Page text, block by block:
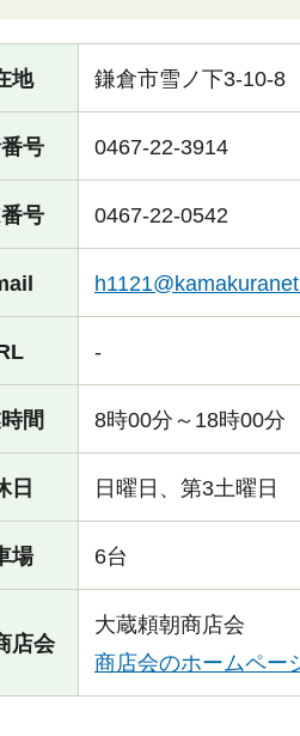
地 鎌倉市雪ノ下3-10-8
号 0467-22-3914
号 0467-22-0542
-
間 8時00分～18時00分
日 日曜日、第3土曜日
場 6台
店会
大蔵頼朝商店会
商店会のホームペー